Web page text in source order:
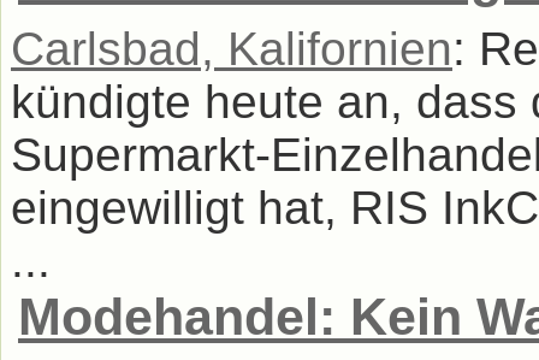
Carlsbad, Kalifornien:
kündigte heute an,
Supermarkt-
eingewilligt hat, RIS
...
Modehandel: Kein